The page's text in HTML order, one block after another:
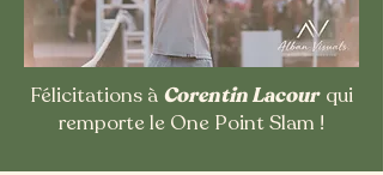
Félicitations à Corentin Lacour qui
remporte le One Point Slam !